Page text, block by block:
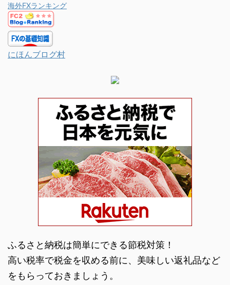
海外FXランキング
にほんブログ村
ふるさと納税は簡単にできる節税対策！
高い税率で税金を収める前に、美味しい返礼品など
をもらっておきましょう。